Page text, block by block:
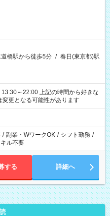
橋駅から徒歩5分 / 春日(東京都)駅
記の時間から好きな
更となる可能性があります
/ 副業・WワークOK / シフト勤務 /
ル不要
する 詳細へ